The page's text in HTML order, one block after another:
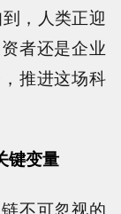
，人类正迎
者还是企业
推进这场科
键变量
不可忽视的